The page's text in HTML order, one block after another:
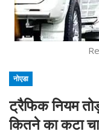
नोएडा
ट्रैफिक नियम
कितने का कटा